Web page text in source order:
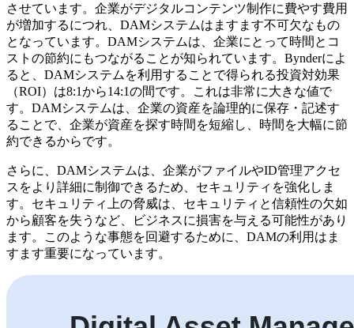
させています。企業がデジタルコンテンツ制作に費やす費用
が増加するにつれ、DAMシステムはますます不可欠なもの
となっています。DAMシステムは、企業にとって時間とコ
ストの節約にもつながることが知られています。Bynderによ
ると、DAMシステムを利用することで得られる投資対効果
（ROI）は8:1から14:1の間です。これは非常に大きな値で
す。DAMシステムは、企業の資産を論理的に保存・記述す
ることで、企業が資産を探す時間を短縮し、時間を大幅に節
約できるからです。
さらに、DAMシステムは、企業がファイルやID管理アクセ
スをより詳細に制御できるため、セキュリティを強化しま
す。セキュリティ上の脅威は、セキュリティと信頼性の欠如
から顧客を失うなど、ビジネスに損害を与える可能性があり
ます。このような事態を回避するために、DAMの利用はま
すます重要になっています。